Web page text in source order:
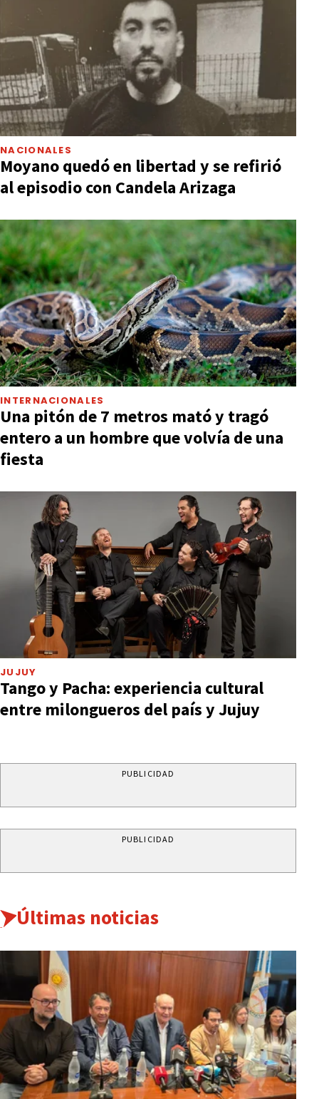
NACIONALES
Moyano quedó en libertad y se refirió
al episodio con Candela Arizaga
INTERNACIONALES
Una pitón de 7 metros mató y tragó
entero a un hombre que volvía de una
fiesta
JUJUY
Tango y Pacha: experiencia cultural
entre milongueros del país y Jujuy
PUBLICIDAD
PUBLICIDAD
Últimas noticias